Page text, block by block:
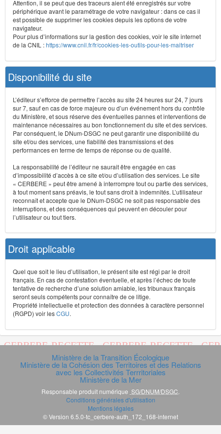
Attention, il se peut que des traceurs aient été enregistrés sur votre
périphérique avant le paramétrage de votre navigateur : dans ce cas il
est possible de supprimer les cookies depuis les options de votre
navigateur.
Pour plus d’informations sur la gestion des cookies, voir le site internet
de la CNIL :https://www.cnil.fr/fr/cookies-les-outils-pour-les-maitriser
Disponibilité du site
L’éditeur s’efforce de permettre l’accès au site 24 heures sur 24, 7 jours
sur 7, sauf en cas de force majeure ou d’un événement hors du contrôle
du Ministère, et sous réserve des éventuelles pannes et interventions de
maintenance nécessaires au bon fonctionnement du site et des services.
Par conséquent, le DNum-DSGC ne peut garantir une disponibilité du
site et/ou des services, une fiabilité des transmissions et des
performances en terme de temps de réponse ou de qualité.
La responsabilité de l’éditeur ne saurait être engagée en cas
d’impossibilité d’accès à ce site et/ou d’utilisation des services. Le site
« CERBERE » peut être amené à interrompre tout ou partie des services,
à tout moment sans préavis, le tout sans droit à indemnités. L’utilisateur
reconnaît et accepte que le DNum-DSGC ne soit pas responsable des
interruptions, et des conséquences qui peuvent en découler pour
l’utilisateur ou tout tiers.
Droit applicable
Quel que soit le lieu d’utilisation, le présent site est régi par le droit
français. En cas de contestation éventuelle, et après l’échec de toute
tentative de recherche d’une solution amiable, les tribunaux français
seront seuls compétents pour connaître de ce litige.
Propriété intellectuelle et protection des données à caractère personnel
(RGPD) voir lesCGU.
Ministère de la Transition Écologique
Ministère de la Cohésion des Territoires et des Relations
avec les Collectivités Terrritoriales
Ministère de la Mer
Responsable produit numérique SG/DNUM/DSGC
Conditions générales d'utilisation
Mentions légales
© Version 6.5.0-tc_cerbere-auth_172_168-internet